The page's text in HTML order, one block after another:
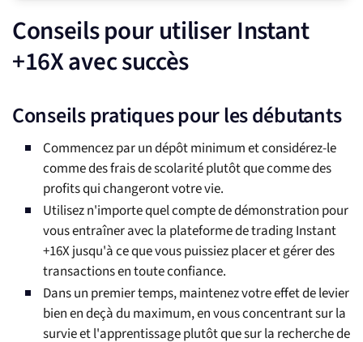
Conseils pour utiliser Instant
+16X avec succès
Conseils pratiques pour les débutants
Commencez par un dépôt minimum et considérez-le
comme des frais de scolarité plutôt que comme des
profits qui changeront votre vie.
Utilisez n'importe quel compte de démonstration pour
vous entraîner avec la plateforme de trading Instant
+16X jusqu'à ce que vous puissiez placer et gérer des
transactions en toute confiance.
Dans un premier temps, maintenez votre effet de levier
bien en deçà du maximum, en vous concentrant sur la
survie et l'apprentissage plutôt que sur la recherche de